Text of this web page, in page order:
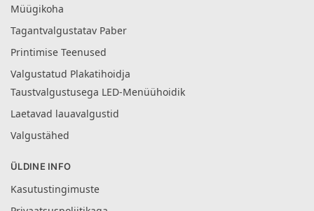
Müügikoha
Tagantvalgustatav Paber
Printimise Teenused
Valgustatud Plakatihoidja
Taustvalgustusega LED-Menüühoidik
Laetavad lauavalgustid
Valgustähed
ÜLDINE INFO
Kasutustingimuste